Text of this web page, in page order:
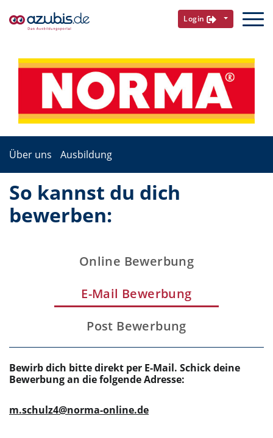
Login
Über uns Ausbildung
So kannst du dich
bewerben:
Online Bewerbung
E-Mail Bewerbung
Post Bewerbung
Bewirb dich bitte direkt per E-Mail. Schick deine
Bewerbung an die folgende Adresse:
m.schulz4@norma-online.de